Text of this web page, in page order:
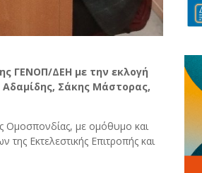
ΓΕΝΟΠ/ΔΕΗ με την εκλογή
Σάκης Μάστορας,
Ομοσπονδίας, με ομόθυμο και
Εκτελεστικής Επιτροπής και